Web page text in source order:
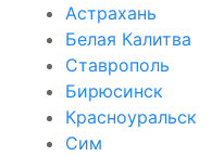
Астрахань
Белая Калитва
Ставрополь
Бирюсинск
Красноуральск
Сим